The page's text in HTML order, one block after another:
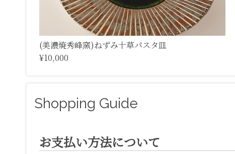
(美濃焼秀峰窯)ねずみ十草パスタ皿
¥10,000
Shopping Guide
お支払い方法について